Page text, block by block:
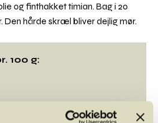
og finthakket timian. Bag i 20
Den hårde skræl bliver dejlig mør.
100 g: